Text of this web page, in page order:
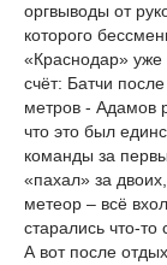
оргвыводы от
которого
«Краснодар» уже
счёт: Батчи
метров - Адамов
что это был
команды за
«пахал» за
метеор – всё
старались что-то
А вот после